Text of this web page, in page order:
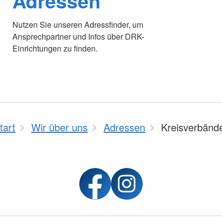
Nutzen Sie unseren Adressfinder, um
Ansprechpartner und Infos über DRK-
Einrichtungen zu finden.
Wir über uns Adressen